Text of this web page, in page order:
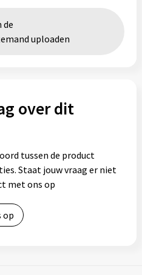
de
uploaden
over dit
tussen de product
Staat jouw vraag er niet
met ons op
op